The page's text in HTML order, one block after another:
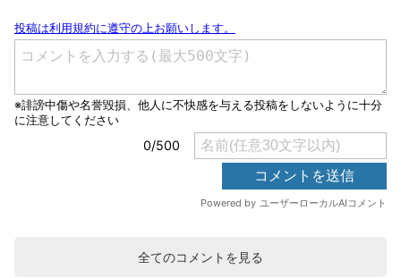
全てのコメントを見る